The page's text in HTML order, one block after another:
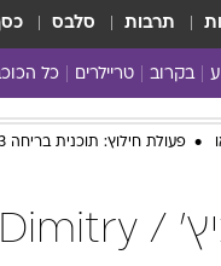
תרבות סלבס
בקרוב טריילרים כל
פעולת חילוץ: תוכנית בריחה 3
דימיטרי אליישקביץ' / Dimitry